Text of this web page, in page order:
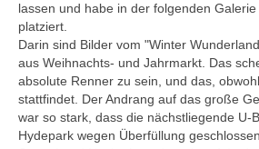
lassen und habe in der folgenden
platziert.
Darin sind Bilder vom "Winter
aus Weihnachts- und Jahrmarkt. Das
absolute Renner zu sein, und das,
stattfindet. Der Andrang auf das große
war so stark, dass die nächstliegende U-
Hydepark wegen Überfüllung